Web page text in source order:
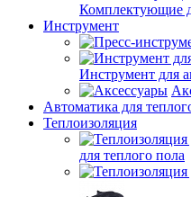
Комплектующие
Инструмент
Инструмент для
Автоматика для
Теплоизоляция
для теплого пола